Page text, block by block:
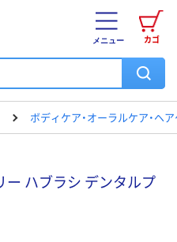
カゴ
メニュー
ボディケア・オーラルケア・ヘ
ハブラシ デンタルプ